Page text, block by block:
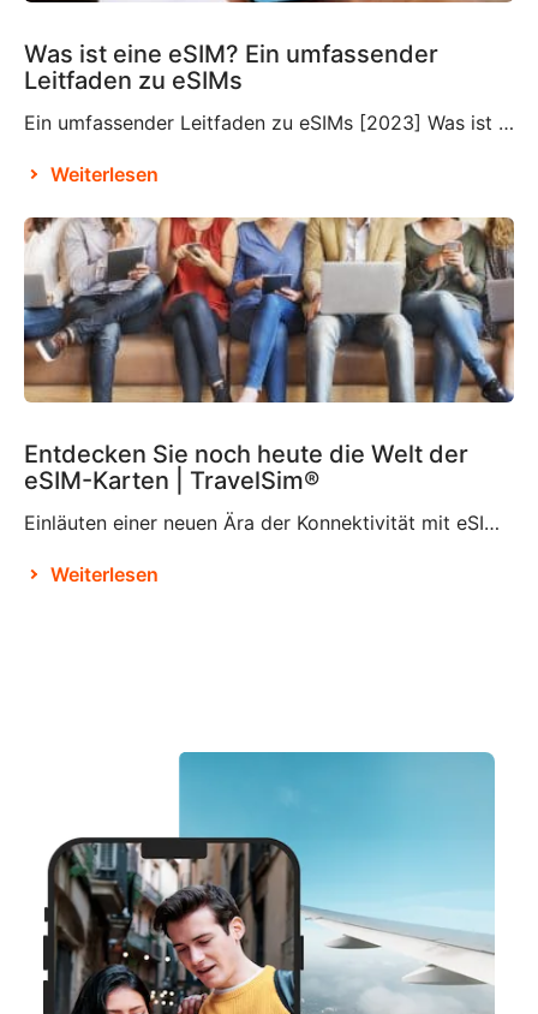
Was ist eine eSIM? Ein umfassender
Leitfaden zu eSIMs
Ein umfassender Leitfaden zu eSIMs [2023] Was ist eine eSIM? Wenn Sie mit dieser relativ neuen Technologie nicht vertraut sind, fragen Sie sich vielleicht, was eine eSIM ist und ob Sie diese in Ihre Reisepläne integrieren müssen oder nicht. Eine eSIM, auch eingebettete SIM oder elektronische SIM genannt, ist ein Bestandteil, der wahrscheinlich bereits in […]
Weiterlesen
Entdecken Sie noch heute die Welt der
eSIM-Karten | TravelSim®
Einläuten einer neuen Ära der Konnektivität mit eSIM-Karten Laut Brian X. Chen, dem leitenden Autor für Verbrauchertechnologie bei der New York Times, wird es nicht mehr lange dauern, bis es „die physische SIM-Karte nicht mehr geben wird“. Dies ist offenbar der Entscheidung von Apple zu verdanken, das SIM-Kartenfach beim iPhone 14 zu eliminieren und es […]
Weiterlesen